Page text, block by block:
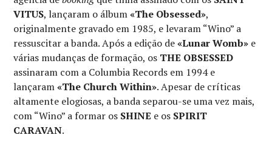
VITUS, lançaram o álbum«The Obsessed»,
originalmente gravado em 1985, e levaram “Wino” a
ressuscitar a banda. Após a edição de«Lunar Womb» e
várias mudanças de formação, os THE OBSESSED
assinaram com a Columbia Records em 1994 e
lançaram«The Church Within». Apesar de críticas
altamente elogiosas, a banda separou-se uma vez mais,
com “Wino” a formar os SHINE e os SPIRIT
CARAVAN.